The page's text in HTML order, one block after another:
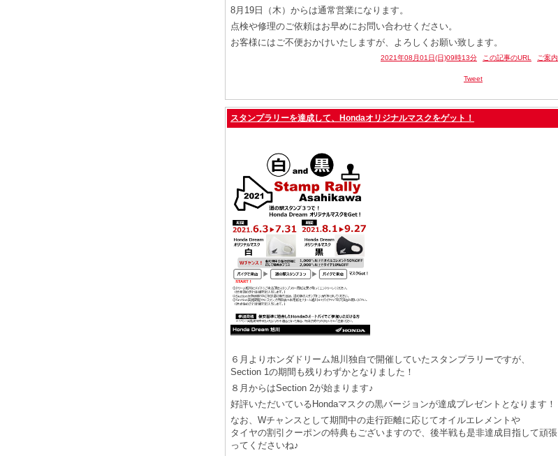
8月19日（木）からは通常営業になります。
点検や修理のご依頼はお早めにお問い合わせください。
お客様にはご不便おかけいたしますが、よろしくお願い致します。
2021年08月01日(日)09時13分 この記事のURL ご案内
Tweet
スタンプラリーを達成して、Hondaオリジナルマスクをゲット！
６月よりホンダドリーム旭川独自で開催していたスタンプラリーですが、
Section 1の期間も残りわずかとなりました！
８月からはSection 2が始まります♪
好評いただいているHondaマスクの黒バージョンが達成プレゼントとなります！
なお、Wチャンスとして期間中の走行距離に応じてオイルエレメントや
タイヤの割引クーポンの特典もございますので、後半戦も是非達成目指して頑張
ってくださいね♪